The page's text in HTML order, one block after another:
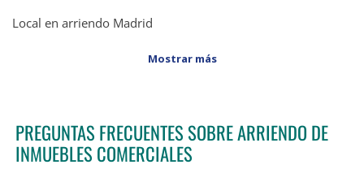
Local en arriendo Madrid
Mostrar más
PREGUNTAS FRECUENTES SOBRE ARRIENDO DE
INMUEBLES COMERCIALES